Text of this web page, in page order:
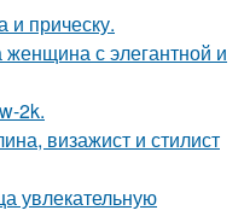
и прическу.
с элегантной и
2k.
визажист и стилист
увлекательную